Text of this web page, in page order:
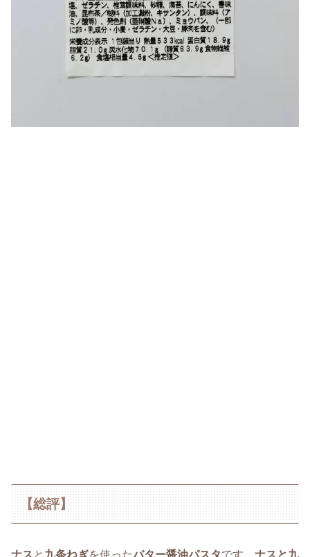
【総評】
ナス と 九条ねぎを使ったバター醤油パスタです。 ナスと九